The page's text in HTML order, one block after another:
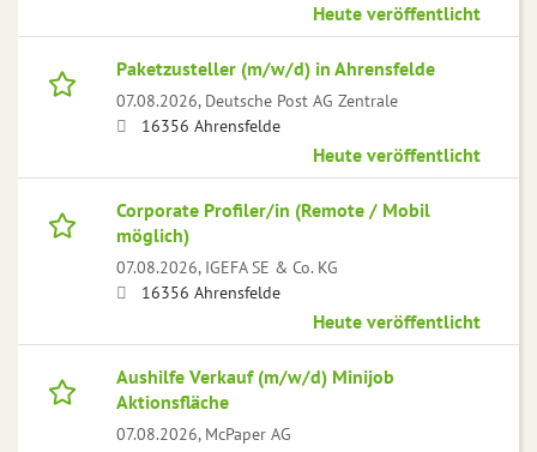
Heute veröffentlicht
Paketzusteller (m/w/d) in Ahrensfelde
07.08.2026, Deutsche Post AG Zentrale
16356 Ahrensfelde
Heute veröffentlicht
Corporate Profiler/in (Remote / Mobil
möglich)
07.08.2026, IGEFA SE & Co. KG
16356 Ahrensfelde
Heute veröffentlicht
Aushilfe Verkauf (m/w/d) Minijob
Aktionsfläche
07.08.2026, McPaper AG